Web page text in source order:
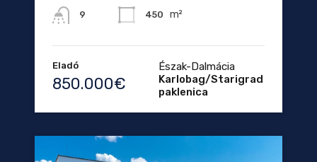
9 450 m²
Eladó
850.000€
Észak-Dalmácia
Karlobag/Starigrad
paklenica